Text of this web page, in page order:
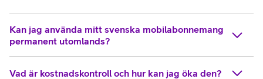
Kan jag använda mitt svenska mobilabonnemang
permanent utomlands?
Vad är kostnadskontroll och hur kan jag öka den?